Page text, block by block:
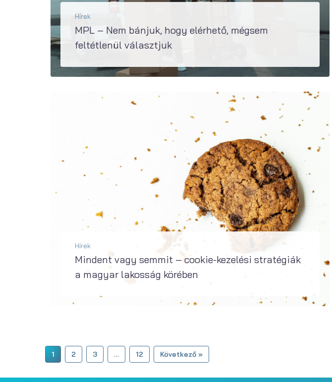
Hírek
MPL – Nem bánjuk, hogy elérhető, mégsem
feltétlenül választjuk
Hírek
Mindent vagy semmit – cookie-kezelési stratégiák
a magyar lakosság körében
1 2 3 … 12 Következő »